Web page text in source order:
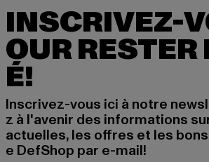
INSCRIVEZ-
OUR
É!
Inscrivez-vous ici à notre
z à l'avenir des informations
actuelles, les offres et les
e DefShop par e-mail!